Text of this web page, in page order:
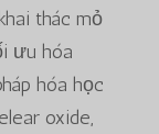
thác mỏ
ưu hóa
hóa học
oxide,